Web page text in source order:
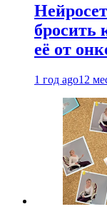
бросить
её от
1 год ago12